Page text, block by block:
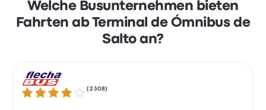
Welche Busunternehmen bieten
Fahrten ab Terminal de Ómnibus de
Salto an?
3.8 von 5 Sternen
(2308)